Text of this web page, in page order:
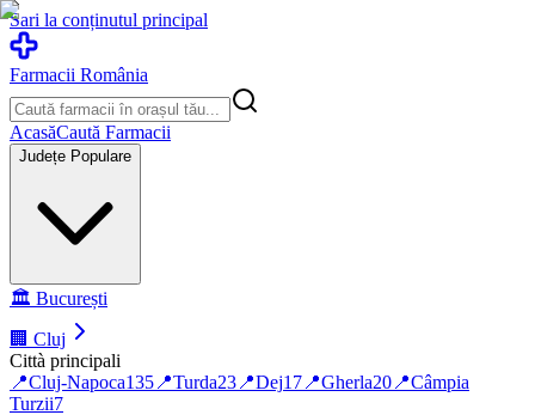
Sari la conținutul principal
Farmacii România
AcasăCaută Farmacii
Județe Populare
🏛️ București
🏢 Cluj
Città principali
📍Cluj-Napoca135 📍Turda23 📍Dej17 📍Gherla20 📍Câmpia
Turzii7